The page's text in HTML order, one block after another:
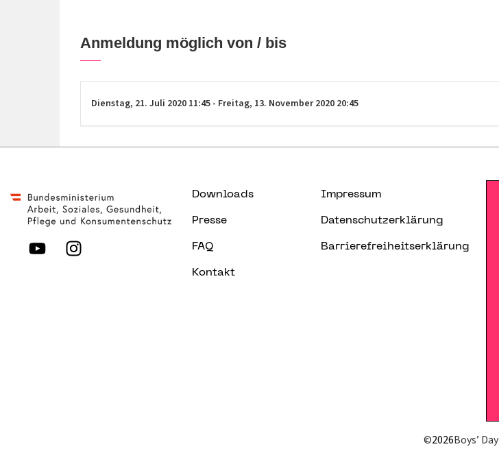
Anmeldung möglich von / bis
Dienstag, 21. Juli 2020 11:45 - Freitag, 13. November 2020 20:45
Downloads
Presse
FAQ
Kontakt
Impressum
Datenschutzerklärung
Barrierefreiheitserklärung
©2026Boys’ Day